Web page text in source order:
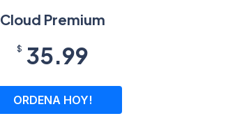
Cloud Premium
$ 35.99
ORDENA HOY!